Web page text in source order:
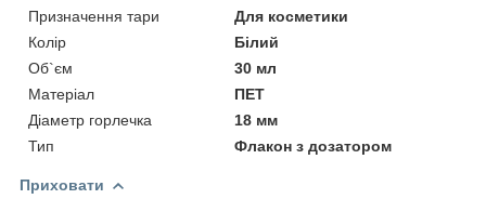
Призначення тари
Для косметики
Колір
Білий
Об`єм
30 мл
Матеріал
ПЕТ
Діаметр горлечка
18 мм
Тип
Флакон з дозатором
Приховати